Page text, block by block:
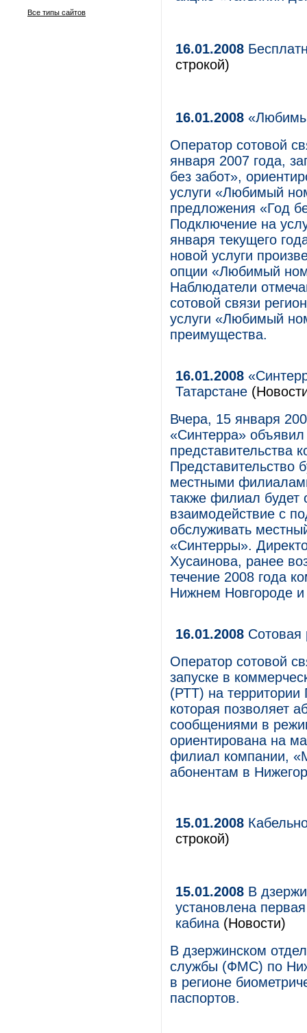
Все типы сайтов
16.01.2008
строкой)
16.01.2008
Оператор сотовой
января 2007 года,
без забот»,
услуги «Любимый
предложения «Год
Подключение на
января текущего
новой услуги
опции «Любимый
Наблюдатели
сотовой связи
услуги «Любимый
преимущества.
16.01.2008
Татарстане
Вчера, 15 января
«Синтерра»
представительства
Представительство
местными
также филиал будет
взаимодействие с
обслуживать
«Синтерры».
Хусаинова, ранее
течение 2008 года
Нижнем Новгороде
16.01.2008 Сотовая
Оператор сотовой
запуске в
(РТТ) на территории
которая позволяет
сообщениями в
ориентирована на
филиал компании,
абонентам в
15.01.2008
строкой)
15.01.2008 В
установлена
кабина (Новости)
В дзержинском
службы (ФМС) по
в регионе
паспортов.